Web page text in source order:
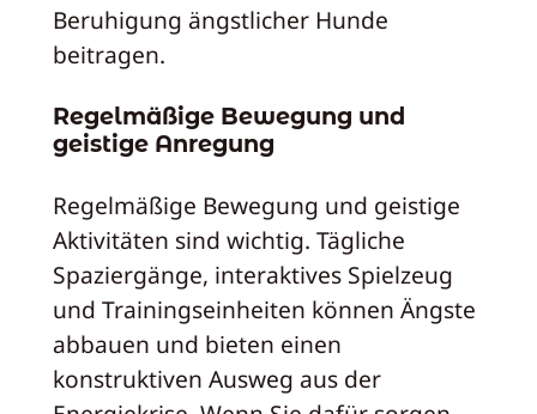
Beruhigung ängstlicher Hunde
beitragen.
Regelmäßige Bewegung und
geistige Anregung
Regelmäßige Bewegung und geistige
Aktivitäten sind wichtig. Tägliche
Spaziergänge, interaktives Spielzeug
und Trainingseinheiten können Ängste
abbauen und bieten einen
konstruktiven Ausweg aus der